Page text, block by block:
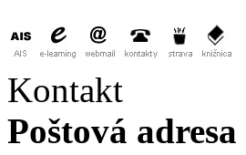
Kontakt
Poštová adresa